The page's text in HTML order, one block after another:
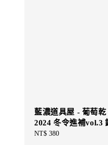
藍濃道具屋 - 葡萄
2024 冬令進補vol.3
Regular
NT$ 380